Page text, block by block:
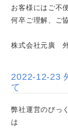
お客様にはご不
何卒ご理解、ご
株式会社元廣
2022-12-23
て
弊社運営のびっ
は